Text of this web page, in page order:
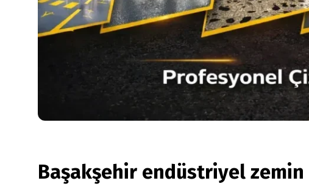
Başakşehir endüstriyel